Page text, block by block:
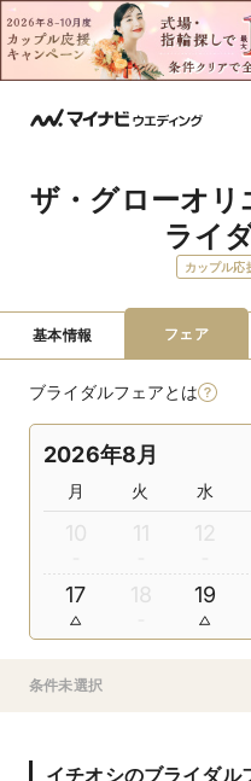
ザ・グローオ
ライ
カップル応
基本情報 フェア
ブライダルフェアとは
2026年8月
月 火 水
10 11 12
17 18 19
条件未選択
イチオシのブライダル